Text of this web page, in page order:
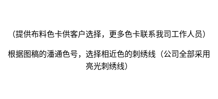
（提供布料色卡供客户选择，更多色卡联系我司工作人员）
根据图稿的潘通色号，选择相近色的刺绣线（公司全部采用
亮光刺绣线）